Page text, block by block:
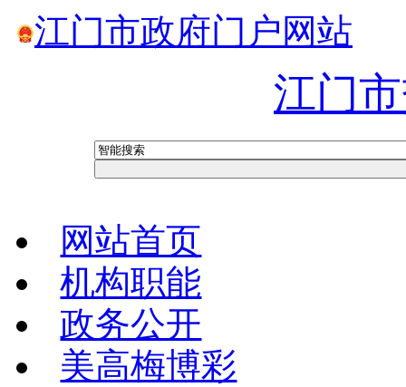
江门市政府门户网站
江门
网站首页
机构职能
政务公开
美高梅博彩